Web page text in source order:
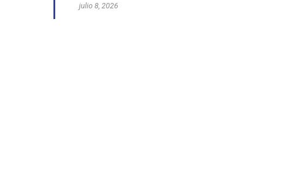
julio 8, 2026